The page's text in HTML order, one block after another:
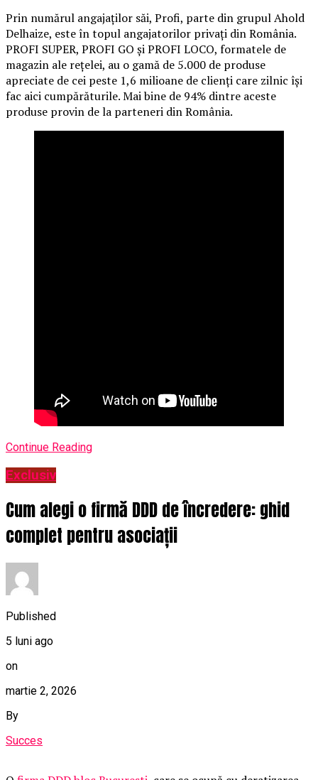
Prin numărul angajaților săi, Profi, parte din grupul Ahold
Delhaize, este în topul angajatorilor privați din România.
PROFI SUPER, PROFI GO și PROFI LOCO, formatele de
magazin ale rețelei, au o gamă de 5.000 de produse
apreciate de cei peste 1,6 milioane de clienți care zilnic își
fac aici cumpărăturile. Mai bine de 94% dintre aceste
produse provin de la parteneri din România.
Continue Reading
Exclusiv
Cum alegi o firmă DDD de încredere: ghid
complet pentru asociații
Published
5 luni ago
on
martie 2, 2026
By
Succes